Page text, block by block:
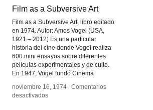
Film as a Subversive Art
Film as a Subversive Art, libro editado
en 1974. Autor: Amos Vogel (USA,
1921 – 2012) Es una particular
historia del cine donde Vogel realiza
600 mini ensayos sobre diferentes
películas experimentales y de culto.
En 1947, Vogel fundó Cinema
noviembre 16, 1974 / Comentarios
desactivadosen
Film as a Subversive Art
noviembre 16, 1974 / Comentarios
desactivadosen